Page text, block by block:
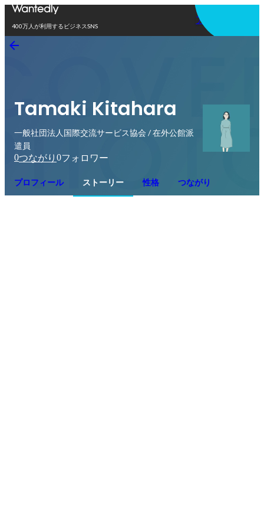
400万人が利用するビジネスSNS
アプリを使う
Tamaki Kitahara
一般社団法人国際交流サービス協会 / 在外公館派
遣員
0つながり 0フォロワー
プロフィール ストーリー 性格 つながり